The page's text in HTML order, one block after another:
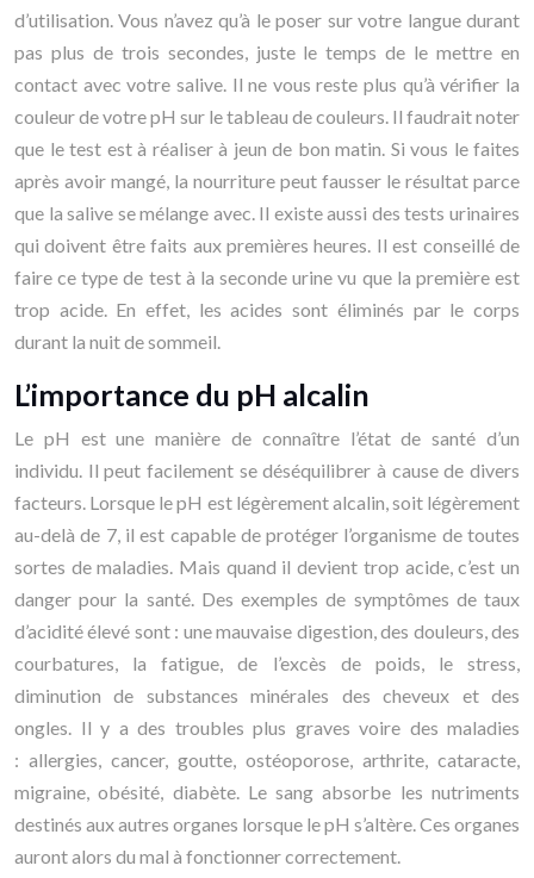
d’utilisation. Vous n’avez qu’à le poser sur votre langue durant
pas plus de trois secondes, juste le temps de le mettre en
contact avec votre salive. Il ne vous reste plus qu’à vérifier la
couleur de votre pH sur le tableau de couleurs. Il faudrait noter
que le test est à réaliser à jeun de bon matin. Si vous le faites
après avoir mangé, la nourriture peut fausser le résultat parce
que la salive se mélange avec. Il existe aussi des tests urinaires
qui doivent être faits aux premières heures. Il est conseillé de
faire ce type de test à la seconde urine vu que la première est
trop acide. En effet, les acides sont éliminés par le corps
durant la nuit de sommeil.
L’importance du pH alcalin
Le pH est une manière de connaître l’état de santé d’un
individu. Il peut facilement se déséquilibrer à cause de divers
facteurs. Lorsque le pH est légèrement alcalin, soit légèrement
au-delà de 7, il est capable de protéger l’organisme de toutes
sortes de maladies. Mais quand il devient trop acide, c’est un
danger pour la santé. Des exemples de symptômes de taux
d’acidité élevé sont : une mauvaise digestion, des douleurs, des
courbatures, la fatigue, de l’excès de poids, le stress,
diminution de substances minérales des cheveux et des
ongles. Il y a des troubles plus graves voire des maladies
: allergies, cancer, goutte, ostéoporose, arthrite, cataracte,
migraine, obésité, diabète. Le sang absorbe les nutriments
destinés aux autres organes lorsque le pH s’altère. Ces organes
auront alors du mal à fonctionner correctement.